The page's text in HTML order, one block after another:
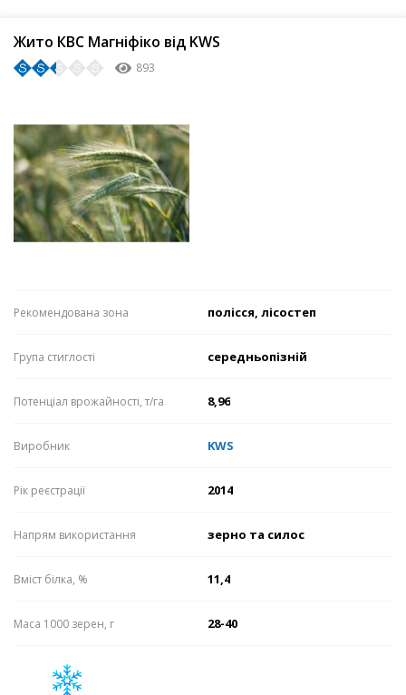
Жито КВС Магніфіко від KWS
893
Рекомендована зона полісся, лісостеп
Група стиглості середньопізній
Потенціал врожайності, т/га 8,96
Виробник KWS
Рік реєстрації 2014
Напрям використання зерно та силос
Вміст білка, % 11,4
Маса 1000 зерен, г 28-40